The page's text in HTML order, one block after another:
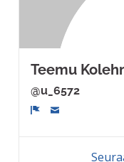
Teemu
@u_6572